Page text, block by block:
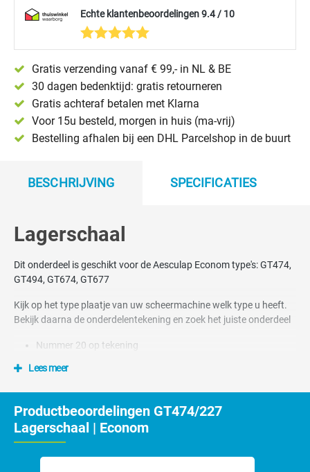
Echte klantenbeoordelingen 9.4 / 10
Gratis verzending vanaf € 99,- in NL & BE
30 dagen bedenktijd: gratis retourneren
Gratis achteraf betalen met Klarna
Voor 15u besteld, morgen in huis (ma-vrij)
Bestelling afhalen bij een DHL Parcelshop in de buurt
BESCHRIJVING SPECIFICATIES
Lagerschaal
Dit onderdeel is geschikt voor de Aesculap Econom type's: GT474,
GT494, GT674, GT677
Kijk op het type plaatje van uw scheermachine welk type u heeft.
Bekijk daarna de onderdelentekening en zoek het juiste onderdeel
Nummer 20 op tekening
Lees meer
Productbeoordelingen GT474/227
Lagerschaal | Econom